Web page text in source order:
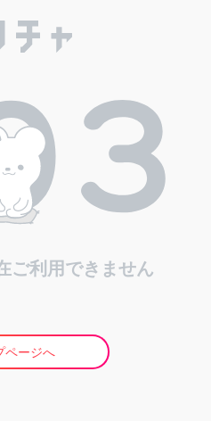
ご利用できません